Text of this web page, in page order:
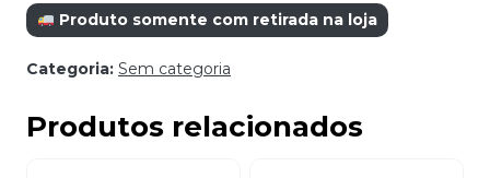
Produto somente com retirada na loja
Categoria: Sem categoria
Produtos relacionados